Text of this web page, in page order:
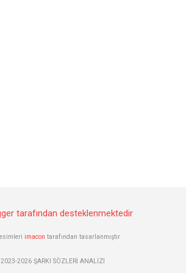
tarafından desteklenmektedir
imacon tarafından tasarlanmıştır
2026 ŞARKI SÖZLERİ ANALİZİ